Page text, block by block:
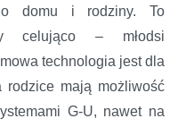
domu i rodziny. To
celująco – młodsi
technologia jest dla
rodzice mają możliwość
G-U, nawet na